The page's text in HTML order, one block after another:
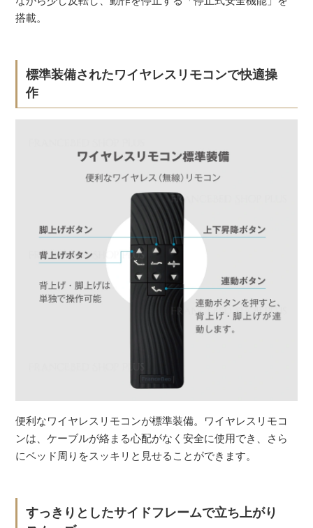
搭載。
標準装備されたワイヤレスリモコンで快適操
作
便利なワイヤレスリモコンが標準装備。ワイヤレスリモコ
ンは、ケーブルが絡まる心配がなく安全に使用でき、さら
にベッド周りをスッキリと見せることができます。
すっきりとしたサイドフレームで立ち上がり